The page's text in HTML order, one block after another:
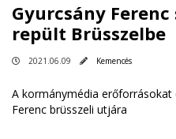
Gyurcsány
repült Brüsszelbe
2021.06.09 Kemencés
A kormánymédia
Ferenc brüsszeli utjára